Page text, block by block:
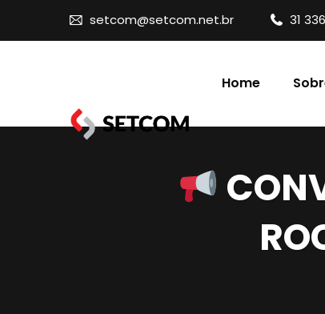
setcom@setcom.net.br 31
Home